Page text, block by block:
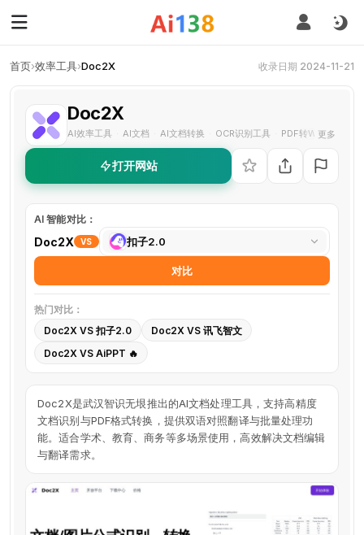
首页›效率工具›Doc2X 收录日期 2024-11-21
Doc2X
AI效率工具 AI文档 AI文档转换 OCR识别工具 PDF转Word
更多
打开网站
AI 智能对比：
Doc2X VS
选
择
具
扣子2.0
对比
热门对比：
Doc2X VS 扣子2.0
Doc2X VS 讯飞智文
Doc2X VS AiPPT 🔥
Doc2X是武汉智识无垠推出的AI文档处理工具，支持高精度
文档识别与PDF格式转换，提供双语对照翻译与批量处理功
能。适合学术、教育、商务等多场景使用，高效解决文档编辑
与翻译需求。